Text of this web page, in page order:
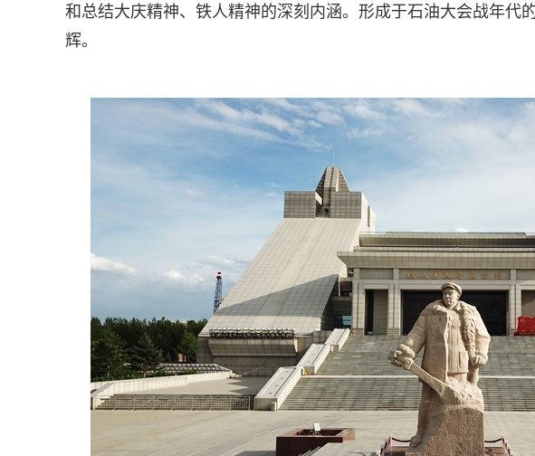
和总结大庆精神、铁人精神的深刻内涵。形成于石油大会战年代
辉。